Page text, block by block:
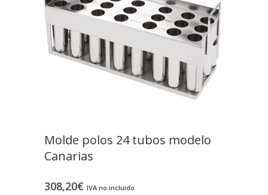
Molde polos 24 tubos modelo
Canarias
308,20€ IVA no incluido